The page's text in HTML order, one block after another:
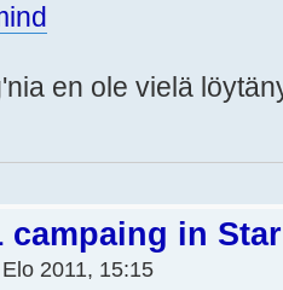
en ole vielä
campaing in
2011, 15:15